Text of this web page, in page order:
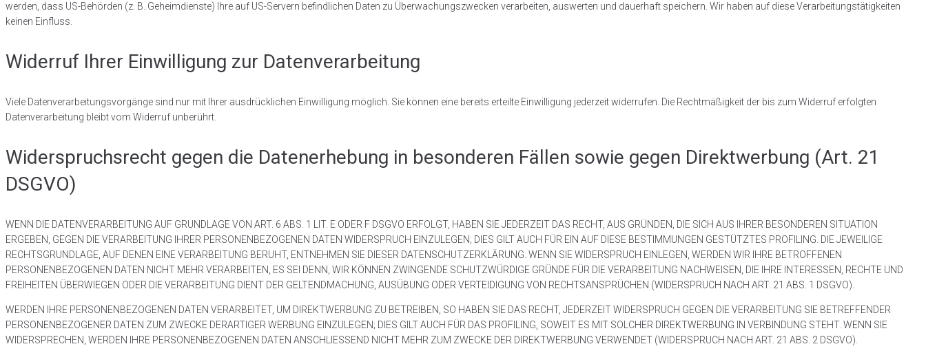
werden, dass US-Behörden (z. B. Geheimdienste) Ihre auf US-Servern befindlichen Daten zu Überwachungszwecken verarbeiten, auswerten und dauerhaft speichern. Wir haben auf diese Verarbeitungstätigkeiten
keinen Einfluss.
Widerruf Ihrer Einwilligung zur Datenverarbeitung
Viele Datenverarbeitungsvorgänge sind nur mit Ihrer ausdrücklichen Einwilligung möglich. Sie können eine bereits erteilte Einwilligung jederzeit widerrufen. Die Rechtmäßigkeit der bis zum Widerruf erfolgten
Datenverarbeitung bleibt vom Widerruf unberührt.
Widerspruchsrecht gegen die Datenerhebung in besonderen Fällen sowie gegen Direktwerbung (Art. 21
DSGVO)
WENN DIE DATENVERARBEITUNG AUF GRUNDLAGE VON ART. 6 ABS. 1 LIT. E ODER F DSGVO ERFOLGT, HABEN SIE JEDERZEIT DAS RECHT, AUS GRÜNDEN, DIE SICH AUS IHRER BESONDEREN SITUATION
ERGEBEN, GEGEN DIE VERARBEITUNG IHRER PERSONENBEZOGENEN DATEN WIDERSPRUCH EINZULEGEN; DIES GILT AUCH FÜR EIN AUF DIESE BESTIMMUNGEN GESTÜTZTES PROFILING. DIE JEWEILIGE
RECHTSGRUNDLAGE, AUF DENEN EINE VERARBEITUNG BERUHT, ENTNEHMEN SIE DIESER DATENSCHUTZERKLÄRUNG. WENN SIE WIDERSPRUCH EINLEGEN, WERDEN WIR IHRE BETROFFENEN
PERSONENBEZOGENEN DATEN NICHT MEHR VERARBEITEN, ES SEI DENN, WIR KÖNNEN ZWINGENDE SCHUTZWÜRDIGE GRÜNDE FÜR DIE VERARBEITUNG NACHWEISEN, DIE IHRE INTERESSEN, RECHTE UND
FREIHEITEN ÜBERWIEGEN ODER DIE VERARBEITUNG DIENT DER GELTENDMACHUNG, AUSÜBUNG ODER VERTEIDIGUNG VON RECHTSANSPRÜCHEN (WIDERSPRUCH NACH ART. 21 ABS. 1 DSGVO).
WERDEN IHRE PERSONENBEZOGENEN DATEN VERARBEITET, UM DIREKTWERBUNG ZU BETREIBEN, SO HABEN SIE DAS RECHT, JEDERZEIT WIDERSPRUCH GEGEN DIE VERARBEITUNG SIE BETREFFENDER
PERSONENBEZOGENER DATEN ZUM ZWECKE DERARTIGER WERBUNG EINZULEGEN; DIES GILT AUCH FÜR DAS PROFILING, SOWEIT ES MIT SOLCHER DIREKTWERBUNG IN VERBINDUNG STEHT. WENN SIE
WIDERSPRECHEN, WERDEN IHRE PERSONENBEZOGENEN DATEN ANSCHLIESSEND NICHT MEHR ZUM ZWECKE DER DIREKTWERBUNG VERWENDET (WIDERSPRUCH NACH ART. 21 ABS. 2 DSGVO).